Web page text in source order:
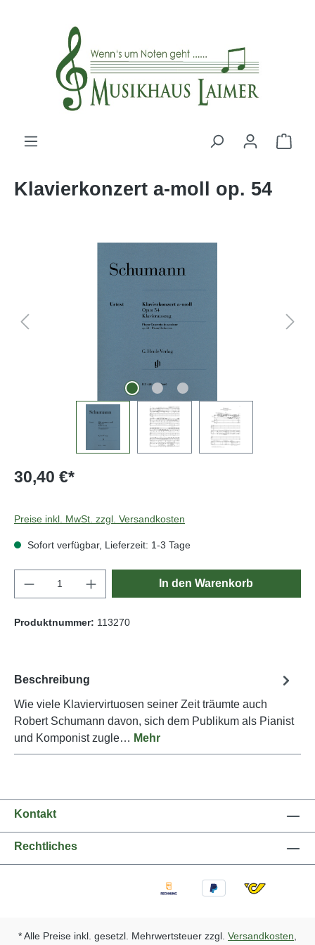
Klavierkonzert a-moll op. 54
30,40 €*
Preise inkl. MwSt. zzgl. Versandkosten
Sofort verfügbar, Lieferzeit: 1-3 Tage
Produkt Anzahl: Gib den gewünschten
In den Warenkorb
Produktnummer: 113270
Beschreibung
Wie viele Klaviervirtuosen seiner Zeit träumte auch
Robert Schumann davon, sich dem Publikum als Pianist
und Komponist zugle… Mehr
Kontakt
Rechtliches
* Alle Preise inkl. gesetzl. Mehrwertsteuer zzgl. Versandkosten